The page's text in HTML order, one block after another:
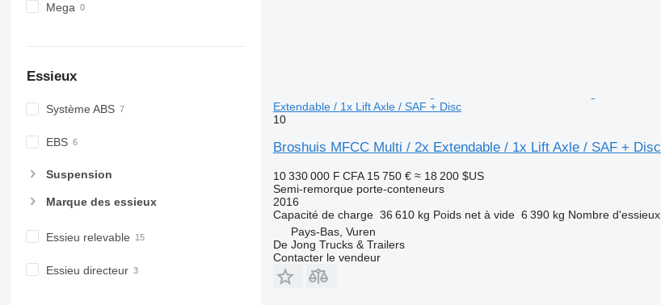
Mega
Essieux
Système ABS
EBS
Suspension
Marque des essieux
Essieu relevable
Essieu directeur
Extendable / 1x Lift Axle / SAF + Disc
10
Broshuis MFCC Multi / 2x Extendable / 1x Lift Axle / SAF + Disc
10 330 000 F CFA 15 750 € ≈ 18 200 $US
Semi-remorque porte-conteneurs
2016
Capacité de charge 36 610 kg Poids net à vide 6 390 kg Nombre d'essieux
Pays-Bas, Vuren
De Jong Trucks & Trailers
Contacter le vendeur